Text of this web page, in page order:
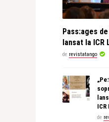
Pass:ages
lansat la ICR
de revistatango
ICR
de